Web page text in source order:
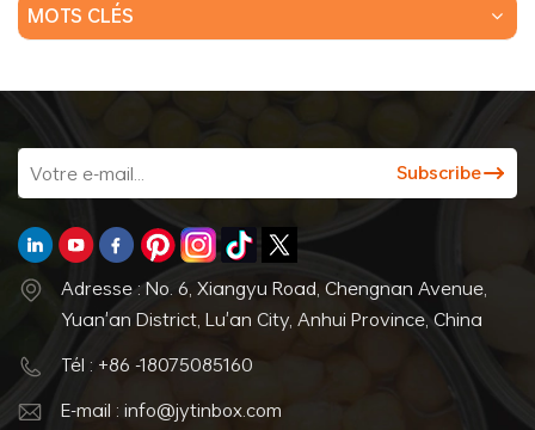
MOTS CLÉS
Adresse : No. 6, Xiangyu Road, Chengnan Avenue,
Yuan'an District, Lu'an City, Anhui Province, China
Tél : +86 -18075085160
E-mail : info@jytinbox.com